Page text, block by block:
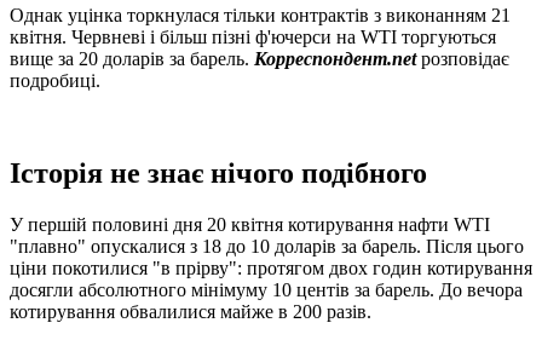
Однак уцінка торкнулася тільки контрактів з виконанням 21
квітня. Червневі і більш пізні ф'ючерси на WTI торгуються
вище за 20 доларів за барель. Корреспондент.netрозповідає
подробиці.
Історія не знає нічого подібного
У першій половині дня 20 квітня котирування нафти WTI
"плавно" опускалися з 18 до 10 доларів за барель. Після цього
ціни покотилися "в прірву": протягом двох годин котирування
досягли абсолютного мінімуму 10 центів за барель. До вечора
котирування обвалилися майже в 200 разів.